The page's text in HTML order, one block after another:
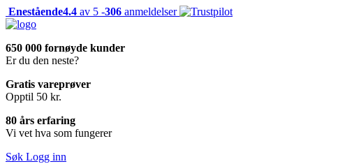
Enestående4.4 av 5 -306 anmeldelser
650 000 fornøyde kunder
Er du den neste?
Gratis vareprøver
Opptil 50 kr.
80 års erfaring
Vi vet hva som fungerer
Søk Logg inn